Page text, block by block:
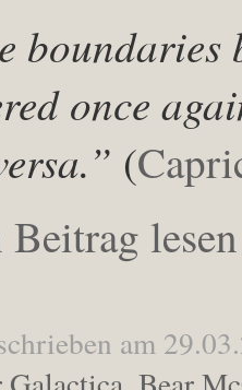
boundaries
once
(
lesen
am